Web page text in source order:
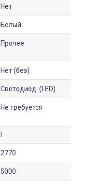
Нет
Белый
Прочее
Нет (без)
Светодиод. (LED)
Не требуется
2770
5000